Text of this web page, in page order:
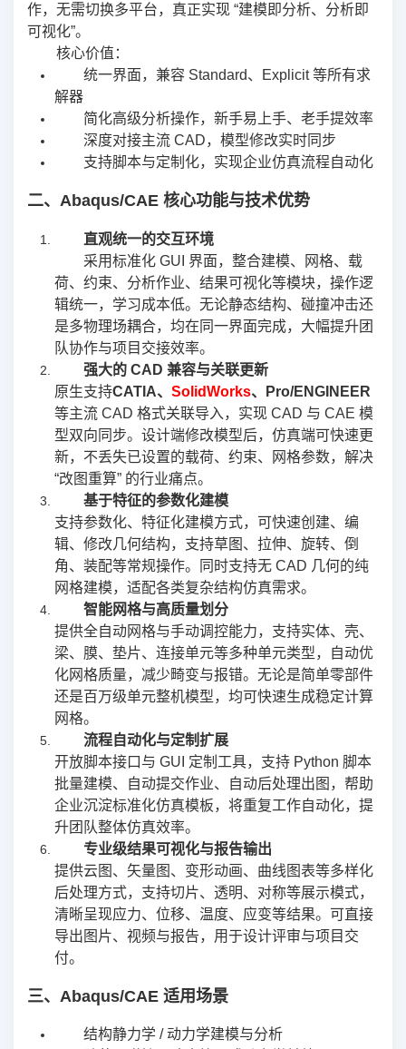
作，无需切换多平台，真正实现 “建模即分析、分析即
可视化”。
核心价值：
统一界面，兼容 Standard、Explicit 等所有求
解器
简化高级分析操作，新手易上手、老手提效率
深度对接主流 CAD，模型修改实时同步
支持脚本与定制化，实现企业仿真流程自动化
二、Abaqus/CAE 核心功能与技术优势
直观统一的交互环境
采用标准化 GUI 界面，整合建模、网格、载
荷、约束、分析作业、结果可视化等模块，操作逻
辑统一，学习成本低。无论静态结构、碰撞冲击还
是多物理场耦合，均在同一界面完成，大幅提升团
队协作与项目交接效率。
强大的 CAD 兼容与关联更新
原生支持CATIA、 SolidWorks、Pro/ENGINEER
等主流 CAD 格式关联导入，实现 CAD 与 CAE 模
型双向同步。设计端修改模型后，仿真端可快速更
新，不丢失已设置的载荷、约束、网格参数，解决
“改图重算” 的行业痛点。
基于特征的参数化建模
支持参数化、特征化建模方式，可快速创建、编
辑、修改几何结构，支持草图、拉伸、旋转、倒
角、装配等常规操作。同时支持无 CAD 几何的纯
网格建模，适配各类复杂结构仿真需求。
智能网格与高质量划分
提供全自动网格与手动调控能力，支持实体、壳、
梁、膜、垫片、连接单元等多种单元类型，自动优
化网格质量，减少畸变与报错。无论是简单零部件
还是百万级单元整机模型，均可快速生成稳定计算
网格。
流程自动化与定制扩展
开放脚本接口与 GUI 定制工具，支持 Python 脚本
批量建模、自动提交作业、自动后处理出图，帮助
企业沉淀标准化仿真模板，将重复工作自动化，提
升团队整体仿真效率。
专业级结果可视化与报告输出
提供云图、矢量图、变形动画、曲线图表等多样化
后处理方式，支持切片、透明、对称等展示模式，
清晰呈现应力、位移、温度、应变等结果。可直接
导出图片、视频与报告，用于设计评审与项目交
付。
三、Abaqus/CAE 适用场景
结构静力学 / 动力学建模与分析